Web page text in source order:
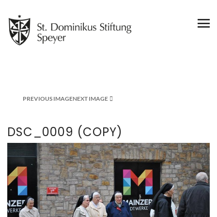
PREVIOUS IMAGENEXT IMAGE
DSC_0009 (COPY)